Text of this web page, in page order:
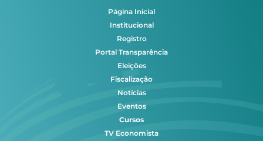
Página Inicial
Institucional
Registro
Portal Transparência
Eleições
Fiscalização
Notícias
Eventos
Cursos
TV Economista